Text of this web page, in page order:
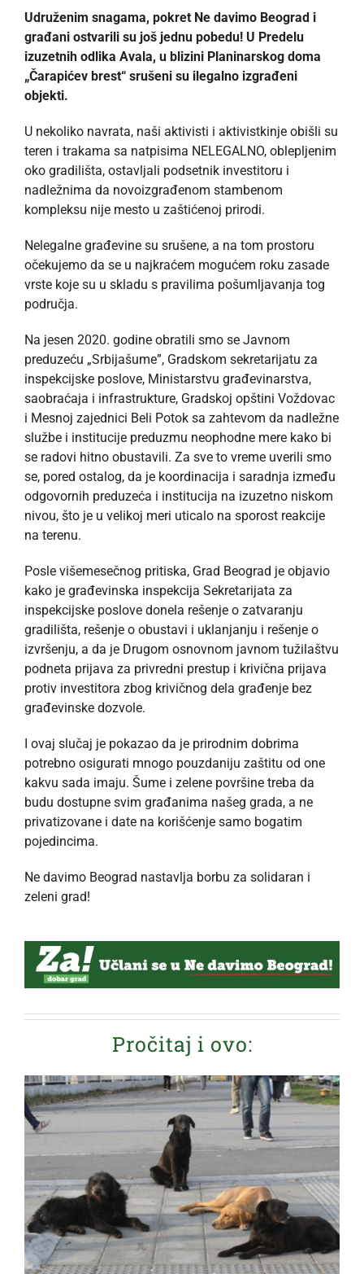
Udruženim snagama, pokret Ne davimo Beograd i
građani ostvarili su još jednu pobedu! U Predelu
izuzetnih odlika Avala, u blizini Planinarskog doma
„Čarapićev brest“ srušeni su ilegalno izgrađeni
objekti.
U nekoliko navrata, naši aktivisti i aktivistkinje obišli su
teren i trakama sa natpisima NELEGALNO, oblepljenim
oko gradilišta, ostavljali podsetnik investitoru i
nadležnima da novoizgrađenom stambenom
kompleksu nije mesto u zaštićenoj prirodi.
Nelegalne građevine su srušene, a na tom prostoru
očekujemo da se u najkraćem mogućem roku zasade
vrste koje su u skladu s pravilima pošumljavanja tog
područja.
Na jesen 2020. godine obratili smo se Javnom
preduzeću „Srbijašume”, Gradskom sekretarijatu za
inspekcijske poslove, Ministarstvu građevinarstva,
saobraćaja i infrastrukture, Gradskoj opštini Voždovac
i Mesnoj zajednici Beli Potok sa zahtevom da nadležne
službe i institucije preduzmu neophodne mere kako bi
se radovi hitno obustavili. Za sve to vreme uverili smo
se, pored ostalog, da je koordinacija i saradnja između
odgovornih preduzeća i institucija na izuzetno niskom
nivou, što je u velikoj meri uticalo na sporost reakcije
na terenu.
Posle višemesečnog pritiska, Grad Beograd je objavio
kako je građevinska inspekcija Sekretarijata za
inspekcijske poslove donela rešenje o zatvaranju
gradilišta, rešenje o obustavi i uklanjanju i rešenje o
izvršenju, a da je Drugom osnovnom javnom tužilaštvu
podneta prijava za privredni prestup i krivična prijava
protiv investitora zbog krivičnog dela građenje bez
građevinske dozvole.
I ovaj slučaj je pokazao da je prirodnim dobrima
potrebno osigurati mnogo pouzdaniju zaštitu od one
kakvu sada imaju. Šume i zelene površine treba da
budu dostupne svim građanima našeg grada, a ne
privatizovane i date na korišćenje samo bogatim
pojedincima.
Ne davimo Beograd nastavlja borbu za solidaran i
zeleni grad!
Pročitaj i ovo: